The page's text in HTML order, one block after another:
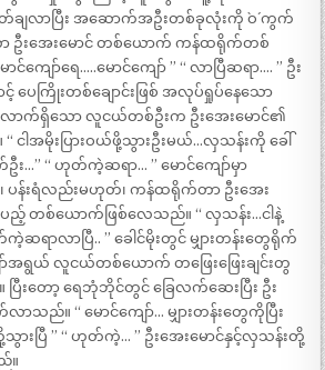
ချလာပြီး အဆောက်အဦးတစ်ခုလုံးကို `ဝ´ ကွက်
ဦးအေးမောင် တစ်ယောက် ကန်ထရိုက်တစ်
ကျော်ရေ…..မောင်ကျော် ” “ လာပြီဆရာ…. ” ဦး
ပေကြိုးတစ်ချောင်းဖြစ် အလုပ်ရှုပ်နေသော
က်ရှိသော လူငယ်တစ်ဦးက ဦးအေးမောင်၏
ါအမိုးပြားဝယ်ဖို့သွားဦးမယ်…လှသန်းကို ခေါ်
း…” “ ဟုတ်ကဲ့ဆရာ… ” မောင်ကျော်မှာ
န်းရံလည်းမဟုတ်၊ ကန်ထရိုက်တာ ဦးအေး
တစ်ယောက်ဖြစ်လေသည်။ “ လှသန်း…ငါနဲ့
ရာလာပြီ.. ” ခေါင်မိုးတွင် မျှားတန်းတွေရိုက်
အရွယ် လူငယ်တစ်ယောက် တဖြေးဖြေးချင်းတွ
းတော့ ရေဘုံဘိုင်တွင် ခြေလက်ဆေးပြီး ဦး
ာသည်။ “ မောင်ကျော်… မျှားတန်းတွေကိုပြီး
ားပြီ ” “ ဟုတ်ကဲ့… ” ဦးအေးမောင်နှင့်လှသန်းတို့
။